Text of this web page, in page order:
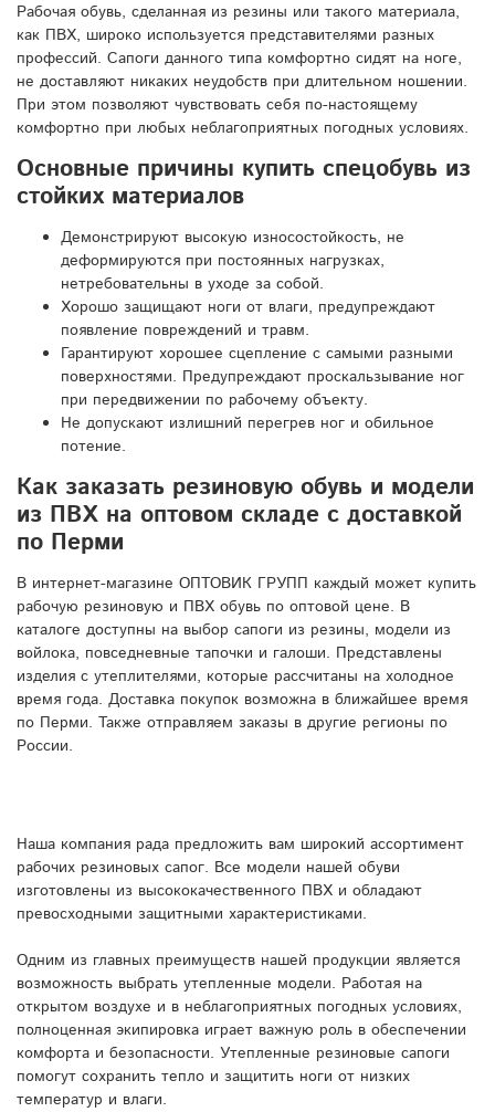
Рабочая обувь, сделанная из резины или такого материала,
как ПВХ, широко используется представителями разных
профессий. Сапоги данного типа комфортно сидят на ноге,
не доставляют никаких неудобств при длительном ношении.
При этом позволяют чувствовать себя по-настоящему
комфортно при любых неблагоприятных погодных условиях.
Основные причины купить спецобувь из
стойких материалов
Демонстрируют высокую износостойкость, не
деформируются при постоянных нагрузках,
нетребовательны в уходе за собой.
Хорошо защищают ноги от влаги, предупреждают
появление повреждений и травм.
Гарантируют хорошее сцепление с самыми разными
поверхностями. Предупреждают проскальзывание ног
при передвижении по рабочему объекту.
Не допускают излишний перегрев ног и обильное
потение.
Как заказать резиновую обувь и модели
из ПВХ на оптовом складе с доставкой
по Перми
В интернет-магазине ОПТОВИК ГРУПП каждый может купить
рабочую резиновую и ПВХ обувь по оптовой цене. В
каталоге доступны на выбор сапоги из резины, модели из
войлока, повседневные тапочки и галоши. Представлены
изделия с утеплителями, которые рассчитаны на холодное
время года. Доставка покупок возможна в ближайшее время
по Перми. Также отправляем заказы в другие регионы по
России.
Наша компания рада предложить вам широкий ассортимент
рабочих резиновых сапог. Все модели нашей обуви
изготовлены из высококачественного ПВХ и обладают
превосходными защитными характеристиками.
Одним из главных преимуществ нашей продукции является
возможность выбрать утепленные модели. Работая на
открытом воздухе и в неблагоприятных погодных условиях,
полноценная экипировка играет важную роль в обеспечении
комфорта и безопасности. Утепленные резиновые сапоги
помогут сохранить тепло и защитить ноги от низких
температур и влаги.